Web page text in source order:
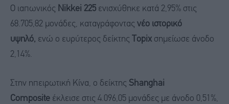
Ο ιαπωνικός Nikkei 225 ενισχύθηκε κατά 2,95% στις
68.705,82 μονάδες, καταγράφοντας νέο ιστορικό
υψηλό, ενώ ο ευρύτερος δείκτης Topix σημείωσε άνοδο
2,14%.
Στην ηπειρωτική Κίνα, ο δείκτης Shanghai
Composite έκλεισε στις 4.096,05 μονάδες με άνοδο 0,51%,